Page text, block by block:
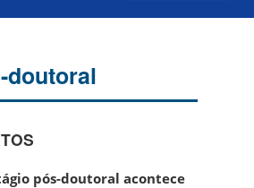
doutoral
pós-doutoral acontece